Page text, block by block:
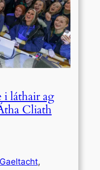
i láthair ag
Cliath
,